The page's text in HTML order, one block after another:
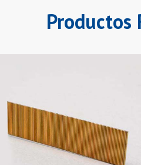
Productos